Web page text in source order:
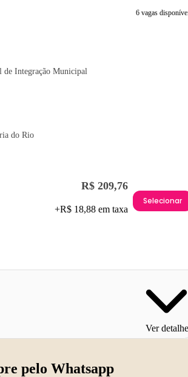
6 vagas
de Integração Municipal
do Rio
R$ 209,76
+R$ 18,88 em taxa
Selecionar
Ver
pelo Whatsapp